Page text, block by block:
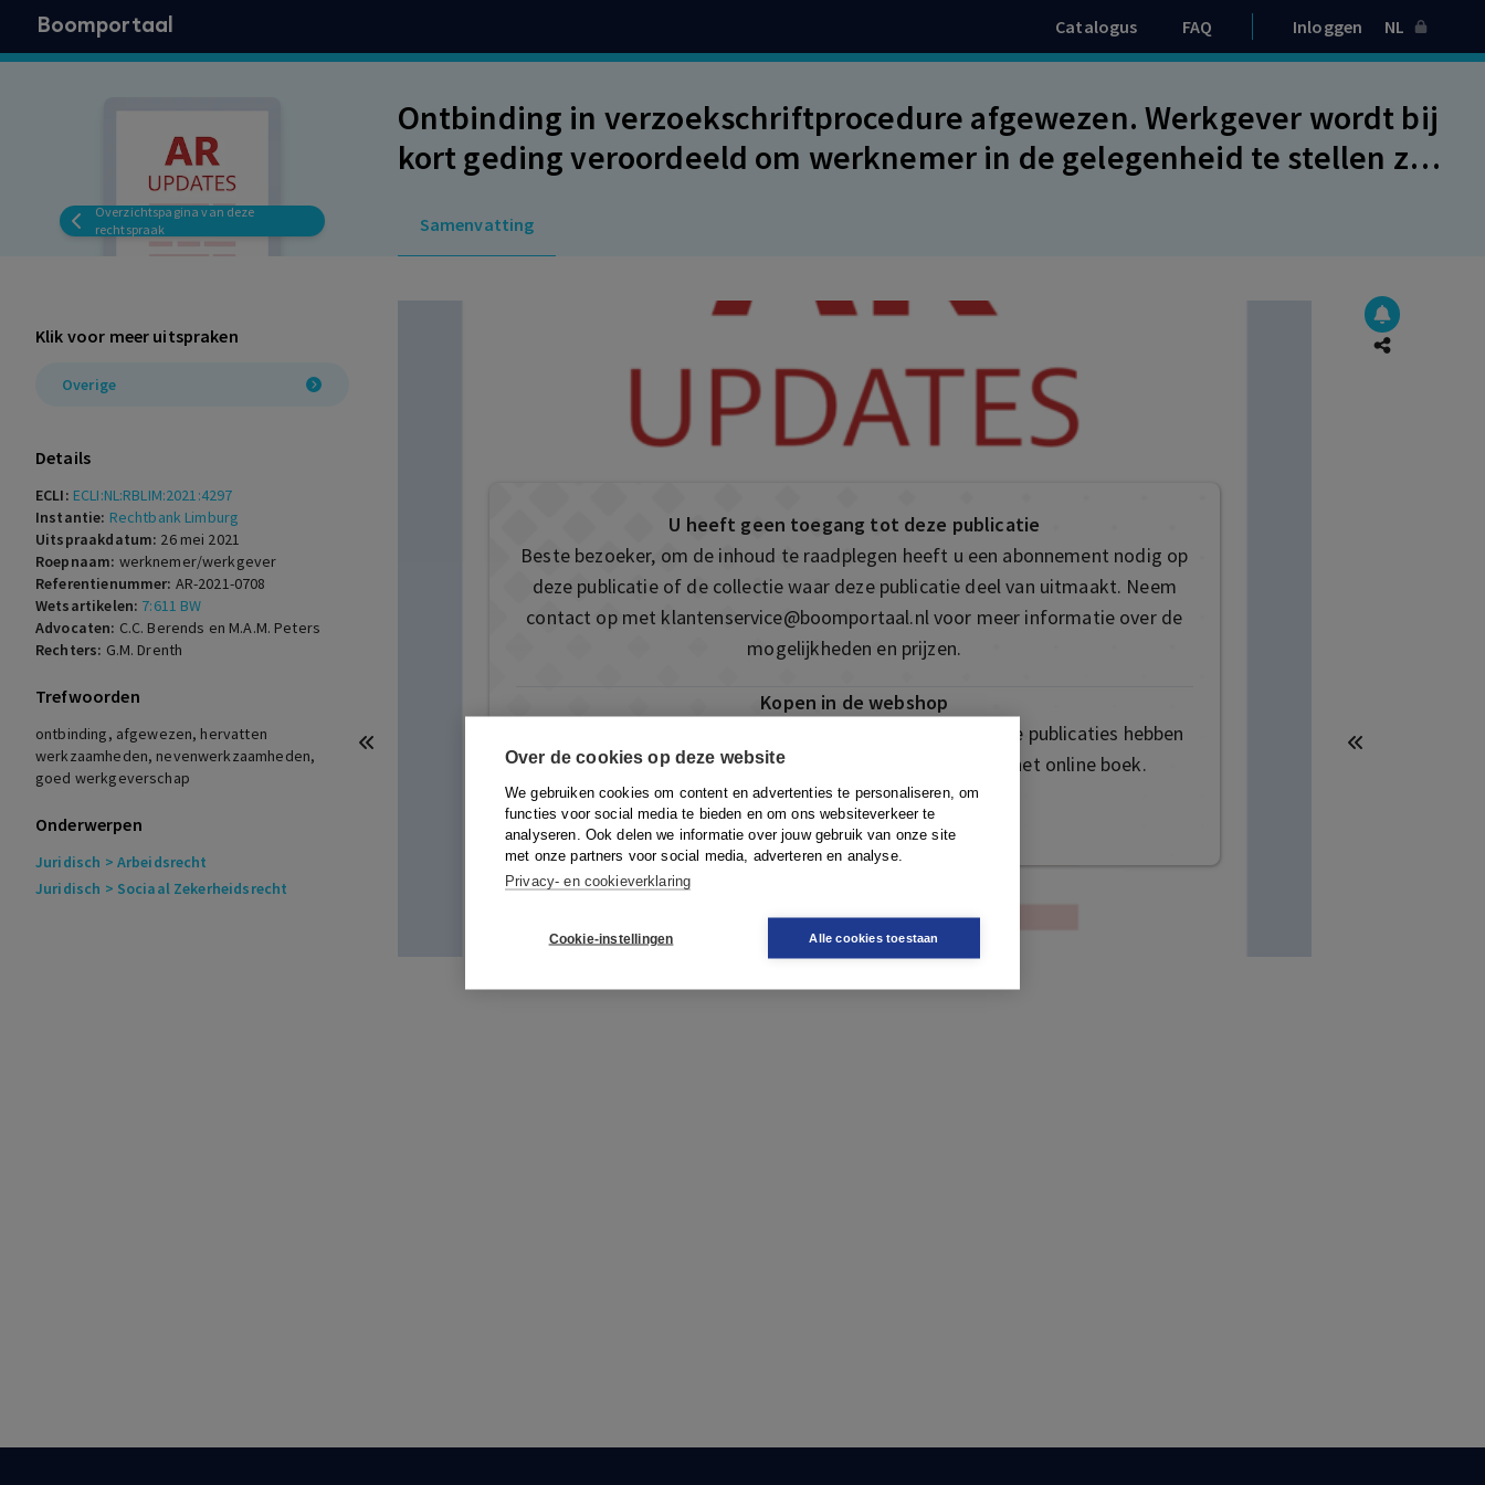
Over de cookies op deze website
We gebruiken cookies om content en advertenties te personaliseren, om
functies voor social media te bieden en om ons websiteverkeer te
analyseren. Ook delen we informatie over jouw gebruik van onze site
met onze partners voor social media, adverteren en analyse.
Privacy- en cookieverklaring
Cookie-instellingen Alle cookies toestaan
Boomportaal Catalogus FAQ Inloggen NL
Overzichtspagina van deze
rechtspraak
Ontbinding in verzoekschriftprocedure afgewezen. Werkgever wordt bij
kort geding veroordeeld om werknemer in de gelegenheid te stellen zijn
Samenvatting
Klik voor meer uitspraken
Overige
Details
ECLI: ECLI:NL:RBLIM:2021:4297
Instantie: Rechtbank Limburg
Uitspraakdatum: 26 mei 2021
Roepnaam: werknemer/werkgever
Referentienummer: AR-2021-0708
Wetsartikelen: 7:611 BW
Advocaten: C.C. Berends en M.A.M. Peters
Rechters: G.M. Drenth
Trefwoorden
ontbinding, afgewezen, hervatten
werkzaamheden, nevenwerkzaamheden,
goed werkgeverschap
Onderwerpen
Juridisch > Arbeidsrecht
Juridisch > Sociaal Zekerheidsrecht
U heeft geen toegang tot deze publicatie
Beste bezoeker, om de inhoud te raadplegen heeft u een abonnement nodig op
deze publicatie of de collectie waar deze publicatie deel van uitmaakt. Neem
contact op met klantenservice@boomportaal.nlvoor meer informatie over de
mogelijkheden en prijzen.
Kopen in de webshop
Deze publicatie is ook te vinden in onze webshop. Sommige publicaties hebben
ook de mogelijkheid om direct toegang te kopen tot het online boek.
Naar de webshop